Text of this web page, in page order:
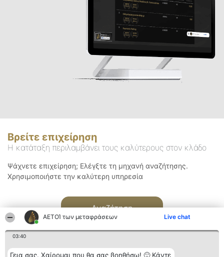
ΑΕΤΟΊ των μεταφράσεων Live chat
03:40
Γεια σας. Χαίρομαι που θα σας βοηθήσω! 🙂 Κάντε
Βρείτε επιχείρηση
Η κατάταξη περιλαμβάνει τους καλύτερους στον κλάδο
Ψάχνετε επιχείρηση; Ελέγξτε τη μηχανή αναζήτησης.
Χρησιμοποιήστε την καλύτερη υπηρεσία
Αναζήτηση